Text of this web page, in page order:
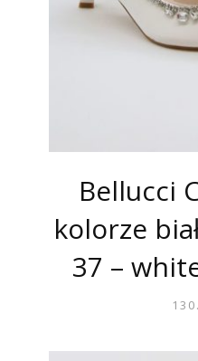
Bellucci
kolorze
37 –